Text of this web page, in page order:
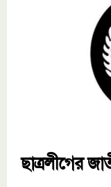
ছাত্রলীগের